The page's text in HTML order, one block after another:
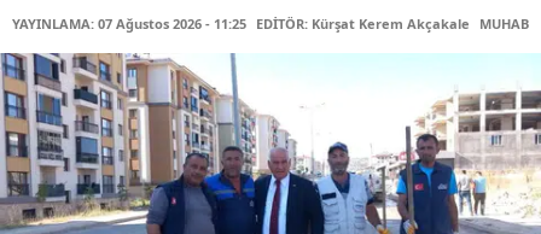
YAYINLAMA: 07 Ağustos 2026 - 11:25 EDİTÖR: Kürşat Kerem Akçakale